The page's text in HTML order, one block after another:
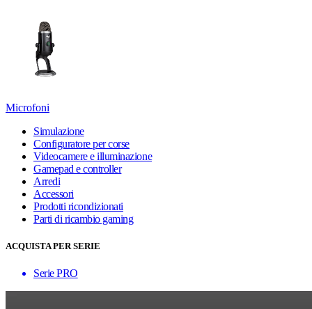
Microfoni
Simulazione
Configuratore per corse
Videocamere e illuminazione
Gamepad e controller
Arredi
Accessori
Prodotti ricondizionati
Parti di ricambio gaming
ACQUISTA PER SERIE
Serie PRO